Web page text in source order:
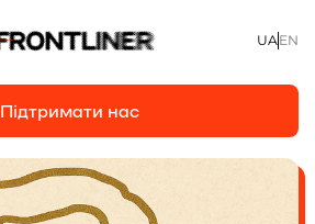
Підтримати нас
UAEN
Підтримати нас